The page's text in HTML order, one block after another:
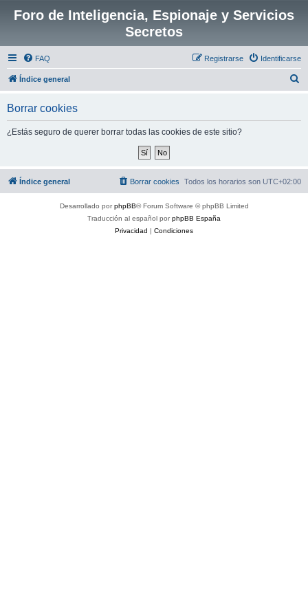
Foro de Inteligencia, Espionaje y Servicios
Secretos
FAQ Identificarse
Registrarse
Índice general
Borrar cookies
¿Estás seguro de querer borrar todas las cookies de este sitio?
Índice general Todos los horarios son UTC+02:00
Borrar cookies
Desarrollado porphpBB® Forum Software © phpBB Limited
Traducción al español porphpBB España
Privacidad | Condiciones